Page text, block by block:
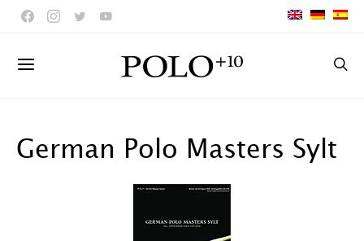
German Polo Masters Sylt